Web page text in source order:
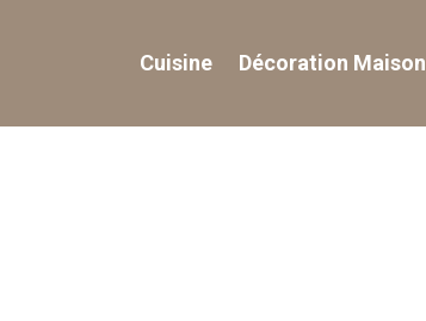
Cuisine Décoration Maison